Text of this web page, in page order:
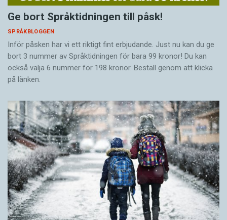
Ge bort Språktidningen till påsk!
SPRÅKBLOGGEN
Inför påsken har vi ett riktigt fint erbjudande. Just nu kan du ge
bort 3 nummer av Språktidningen för bara 99 kronor! Du kan
också välja 6 nummer för 198 kronor. Beställ genom att klicka
på länken.